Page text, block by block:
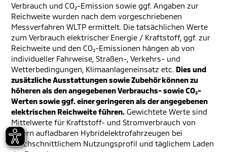
Verbrauch und CO₂-Emission sowie ggf. Angaben zur
Reichweite wurden nach dem vorgeschriebenen
Messverfahren WLTP ermittelt. Die tatsächlichen Werte
zum Verbrauch elektrischer Energie / Kraftstoff, ggf. zur
Reichweite und den CO₂-Emissionen hängen ab von
individueller Fahrweise, Straßen-, Verkehrs- und
Wetterbedingungen, Klimaanlageneinsatz etc. Dies und
zusätzliche Ausstattungen sowie Zubehör können zu
höheren als den angegebenen Verbrauchs- sowie CO₂-
Werten sowie ggf. einer geringeren als der angegebenen
elektrischen Reichweite führen. Gewichtete Werte sind
Mittelwerte für Kraftstoff- und Stromverbrauch von
extern aufladbaren Hybridelektrofahrzeugen bei
durchschnittlichem Nutzungsprofil und täglichem Laden